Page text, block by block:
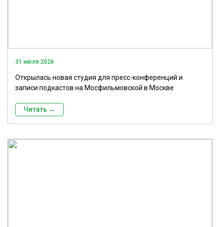
31 июля 2026
Открылась новая студия для пресс-конференций и
записи подкастов на Мосфильмовской в Москве
Читать →